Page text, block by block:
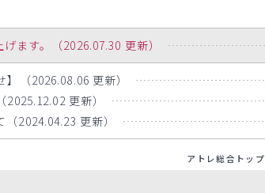
ます。（2026.07.30 更新）
（2026.08.06 更新）
更新）
2024.04.23 更新）
アトレ総合トップ